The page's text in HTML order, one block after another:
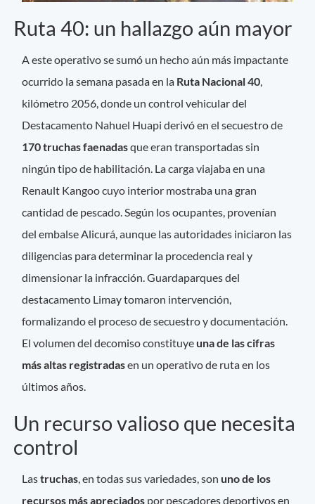
Ruta 40: un hallazgo aún mayor
A este operativo se sumó un hecho aún más impactante
ocurrido la semana pasada en la Ruta Nacional 40,
kilómetro 2056, donde un control vehicular del
Destacamento Nahuel Huapi derivó en el secuestro de
170 truchas faenadasque eran transportadas sin
ningún tipo de habilitación. La carga viajaba en una
Renault Kangoo cuyo interior mostraba una gran
cantidad de pescado. Según los ocupantes, provenían
del embalse Alicurá, aunque las autoridades iniciaron las
diligencias para determinar la procedencia real y
dimensionar la infracción. Guardaparques del
destacamento Limay tomaron intervención,
formalizando el proceso de secuestro y documentación.
El volumen del decomiso constituye una de las cifras
más altas registradasen un operativo de ruta en los
últimos años.
Un recurso valioso que necesita
control
Lastruchas, en todas sus variedades, son uno de los
recursos más apreciados por pescadores deportivos en